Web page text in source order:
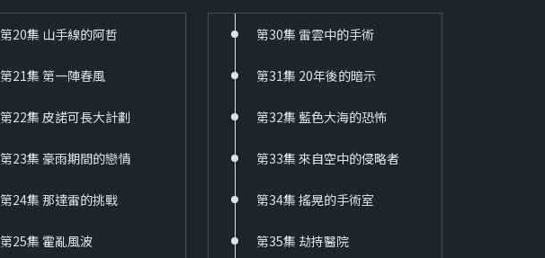
36 六個夢-啞妻
HD
38 台灣靈異事件
HD
第20集 山手線的阿哲
第21集 第一陣春風
第22集 皮諾可長大計劃
第23集 豪雨期間的戀情
第24集 那達雷的挑戰
第25集 霍亂風波
第30集 雷雲中的手術
第31集 20年後的暗示
第32集 藍色大海的恐怖
第33集 來自空中的侵略者
第34集 搖晃的手術室
第35集 劫持醫院